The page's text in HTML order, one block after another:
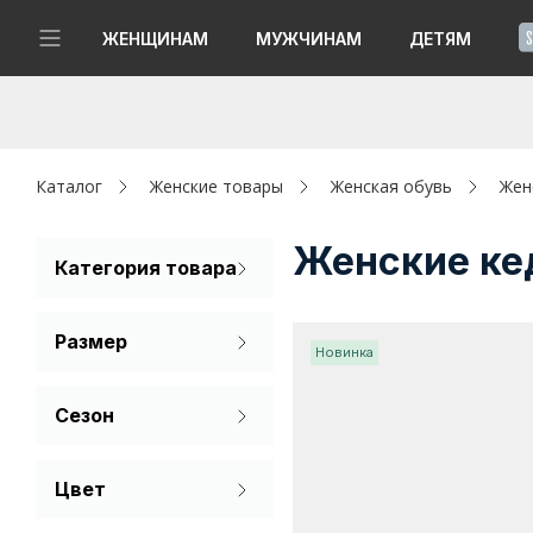
ЖЕНЩИНАМ МУЖЧИНАМ ДЕТЯМ
Женщинам
Капсула
Аутлет
Каталог Женские товары Женская обувь
Категория товара
Размер
41
Сезон
Демисезон
Цвет
Женские
Новинка